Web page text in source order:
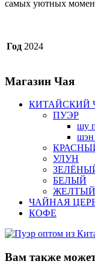
самых уютных
Год 2024
Магазин Чая
КИТАЙСКИЙ
ПУЭР
шу
шэн
УЛУН
БЕЛЫЙ
ЖЕЛТЫЙ
ЧАЙНАЯ
КОФЕ
Вам также